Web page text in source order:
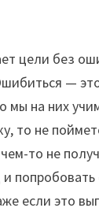
цели без
—
мы на них
то не
то не
если это